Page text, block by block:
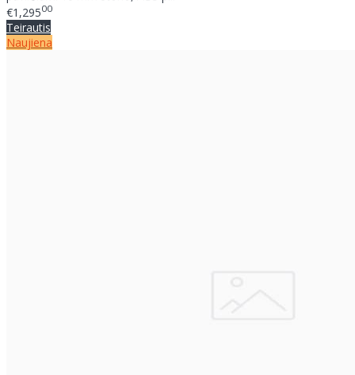
€1,29500
Teirautis
Naujiena